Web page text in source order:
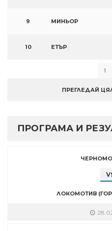
9 МИНЬОР
10 ЕТЪР
1
ПРЕГЛЕДАЙ
ПРОГРАМА И
ЛОКОМОТИВ